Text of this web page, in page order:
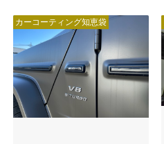
カーコーティング知恵袋